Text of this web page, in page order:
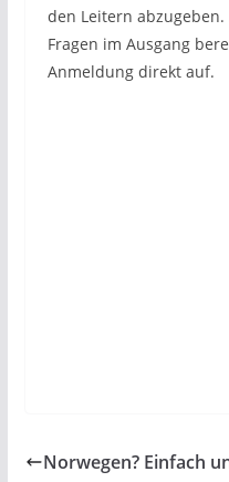
den Leitern
Fragen im Ausgang
Anmeldung direkt auf.
Norwegen? Einfach